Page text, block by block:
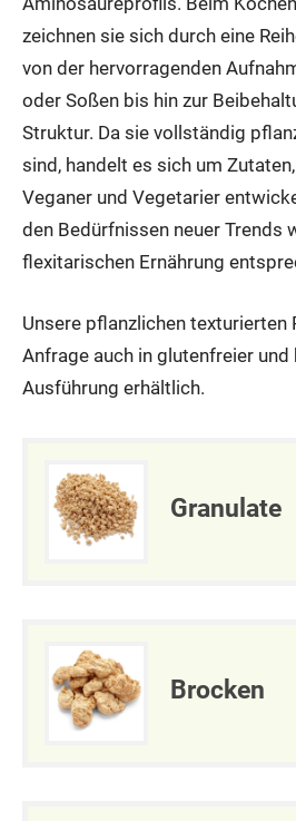
zeichnen sie sich durch eine
von der hervorragenden
oder Soßen bis hin zur
Struktur. Da sie vollständig
sind, handelt es sich um
Veganer und Vegetarier
den Bedürfnissen neuer Trends
flexitarischen Ernährung
Unsere pflanzlichen texturierten
Anfrage auch in glutenfreier
Ausführung erhältlich.
Granulate
Brocken